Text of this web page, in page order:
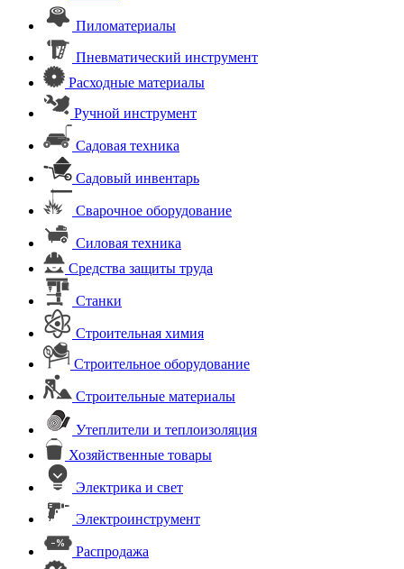
Пиломатериалы
Пневматический инструмент
Расходные материалы
Ручной инструмент
Садовая техника
Садовый инвентарь
Сварочное оборудование
Силовая техника
Средства защиты труда
Станки
Строительная химия
Строительное оборудование
Строительные материалы
Утеплители и теплоизоляция
Хозяйственные товары
Электрика и свет
Электроинструмент
Распродажа